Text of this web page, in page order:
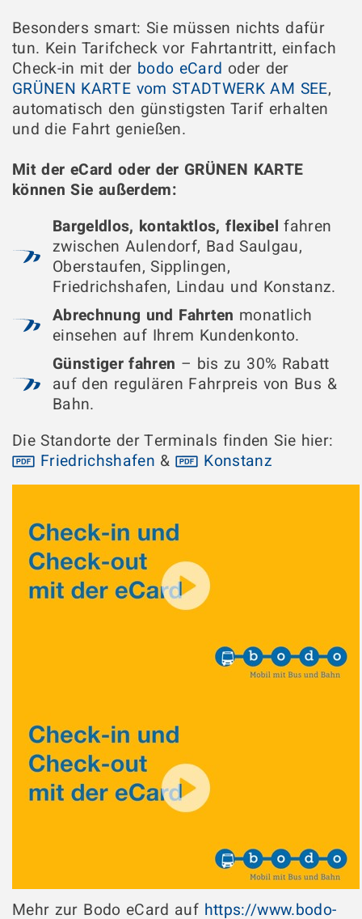
Besonders smart: Sie müssen nichts dafür
tun. Kein Tarifcheck vor Fahrtantritt, einfach
Check-in mit der bodo eCard oder der
GRÜNEN KARTE vom STADTWERK AM SEE,
automatisch den günstigsten Tarif erhalten
und die Fahrt genießen.
Mit der eCard oder der GRÜNEN KARTE
können Sie außerdem:
Bargeldlos, kontaktlos, flexibel fahren
zwischen Aulendorf, Bad Saulgau,
Oberstaufen, Sipplingen,
Friedrichshafen, Lindau und Konstanz.
Abrechnung und Fahrten monatlich
einsehen auf Ihrem Kundenkonto.
Günstiger fahren – bis zu 30% Rabatt
auf den regulären Fahrpreis von Bus &
Bahn.
Die Standorte der Terminals finden Sie hier:
Friedrichshafen & Konstanz
Mehr zur Bodo eCard auf https://www.bodo-